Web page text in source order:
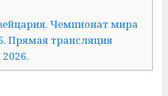
Чемпионат мира
Прямая трансляция